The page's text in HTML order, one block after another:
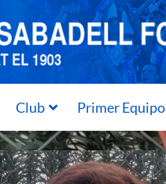
Club Primer Equipo